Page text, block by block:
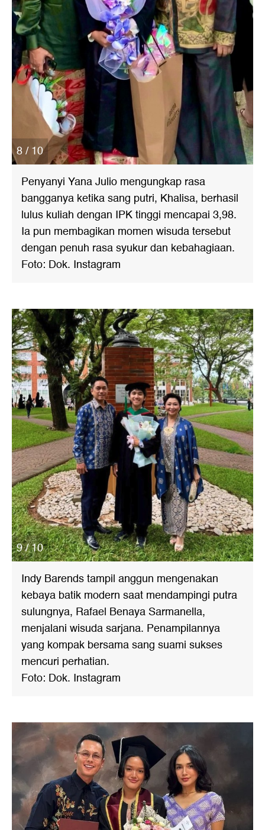
8 / 10
Penyanyi Yana Julio mengungkap rasa
bangganya ketika sang putri, Khalisa, berhasil
lulus kuliah dengan IPK tinggi mencapai 3,98.
Ia pun membagikan momen wisuda tersebut
dengan penuh rasa syukur dan kebahagiaan.
Foto: Dok. Instagram
9 / 10
Indy Barends tampil anggun mengenakan
kebaya batik modern saat mendampingi putra
sulungnya, Rafael Benaya Sarmanella,
menjalani wisuda sarjana. Penampilannya
yang kompak bersama sang suami sukses
mencuri perhatian.
Foto: Dok. Instagram